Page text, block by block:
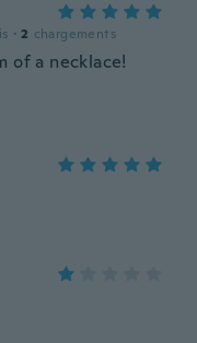
· 2 chargements
of a necklace!